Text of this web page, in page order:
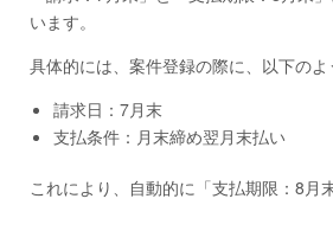
います。
具体的には、案件登録の際に、以下のよ
請求日：7月末
支払条件：月末締め翌月末払い
これにより、自動的に「支払期限：8月